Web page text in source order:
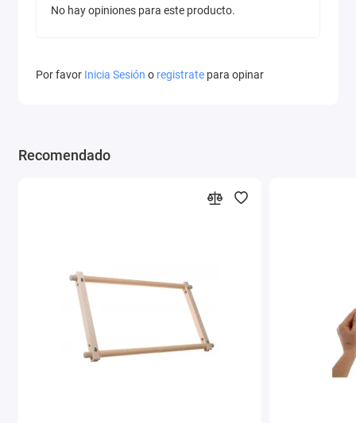
No hay opiniones para este producto.
Por favor Inicia Sesión o registrate para opinar
Recomendado